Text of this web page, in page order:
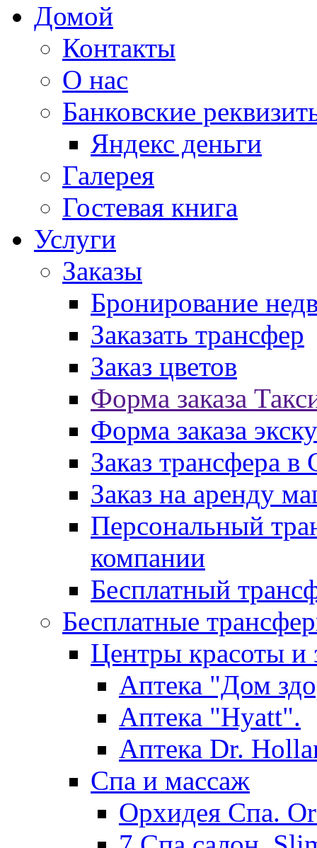
Домой
Контакты
О нас
Банковские
Яндекс деньги
Галерея
Гостевая книга
Услуги
Заказы
Бронирование
Заказать трансфер
Заказ цветов
Форма заказа
Форма заказа
Заказ трансфера
Заказ на аренду
Персональный
компании
Бесплатный
Бесплатные
Центры красоты и
Аптека "Дом
Аптека "Hyatt".
Аптека Dr.
Спа и массаж
Орхидея Спа.